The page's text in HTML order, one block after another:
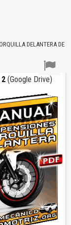
DELANTERA DE
2 (Google Drive)